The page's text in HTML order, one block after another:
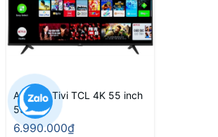
Android Tivi TCL 4K 55 inch
55P615
6.990.000₫